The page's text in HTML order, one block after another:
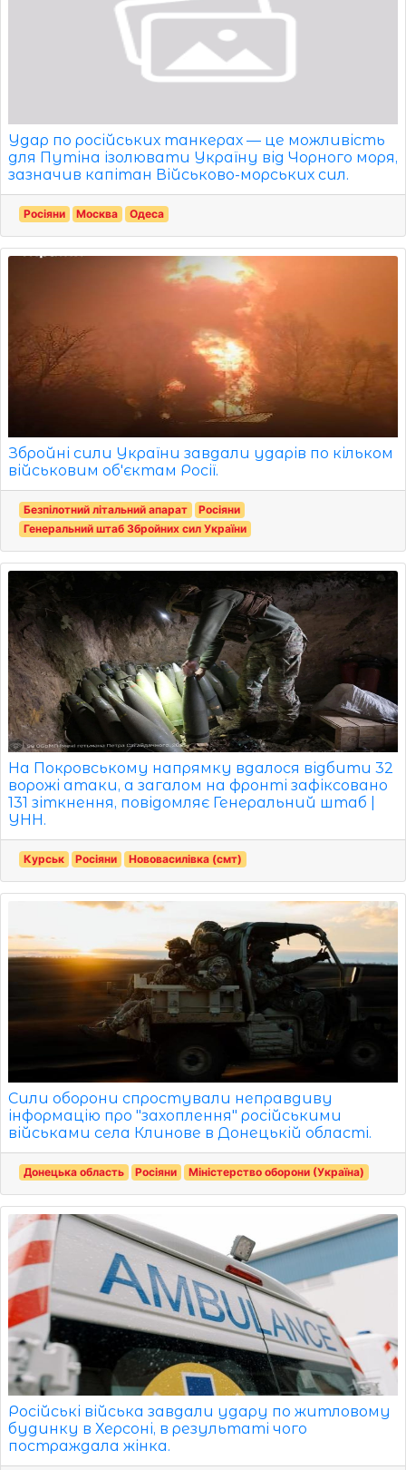
Удар по російських танкерах — це можливість
для Путіна ізолювати Україну від Чорного моря,
зазначив капітан Військово-морських сил.
Росіяни Москва Одеса
Збройні сили України завдали ударів по кільком
військовим об'єктам Росії.
Безпілотний літальний апарат
Росіяни
Генеральний штаб Збройних сил України
На Покровському напрямку вдалося відбити 32
ворожі атаки, а загалом на фронті зафіксовано
131 зіткнення, повідомляє Генеральний штаб |
УНН.
Курськ Росіяни Нововасилівка (смт)
Сили оборони спростували неправдиву
інформацію про "захоплення" російськими
військами села Клинове в Донецькій області.
Донецька область Росіяни Міністерство оборони (Україна)
Російські війська завдали удару по житловому
будинку в Херсоні, в результаті чого
постраждала жінка.